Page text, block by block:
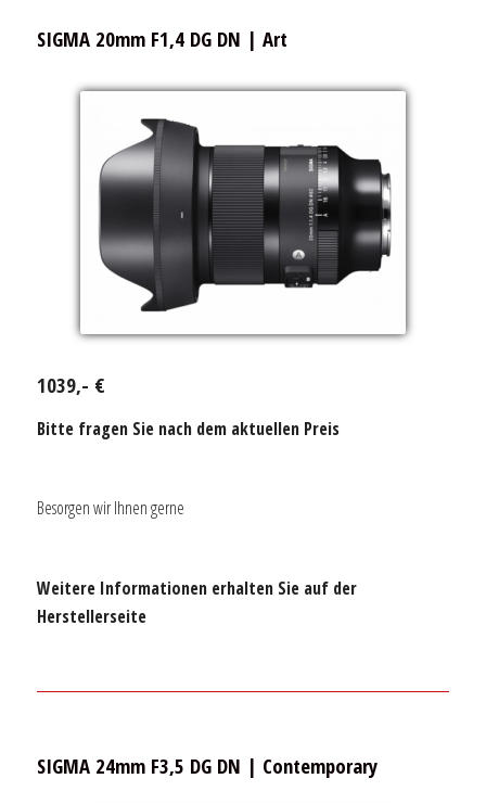
SIGMA 20mm F1,4 DG DN | Art
1039,- €
Bitte fragen Sie nach dem aktuellen Preis
Besorgen wir Ihnen gerne
Weitere Informationen erhalten Sie auf der
Herstellerseite
SIGMA 24mm F3,5 DG DN | Contemporary